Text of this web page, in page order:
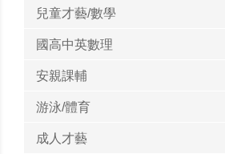
兒童才藝/數學
國高中英數理
安親課輔
游泳/體育
成人才藝